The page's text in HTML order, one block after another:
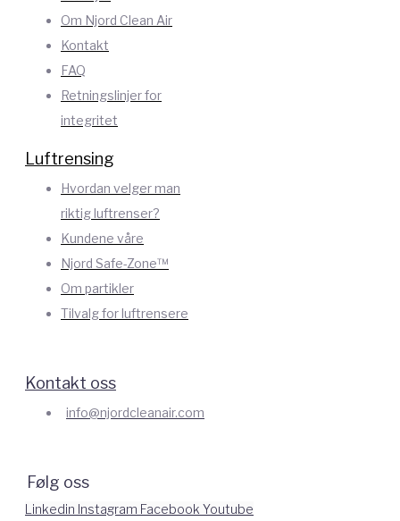
Om Njord Clean Air
Kontakt
FAQ
Retningslinjer for
integritet
Luftrensing
Hvordan velger man
riktig luftrenser?
Kundene våre
Njord Safe-Zone™
Om partikler
Tilvalg for luftrensere
Kontakt oss
info@njordcleanair.com
Følg oss
Linkedin Instagram Facebook Youtube